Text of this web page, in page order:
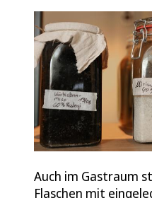
Auch im Gastraum
Flaschen mit